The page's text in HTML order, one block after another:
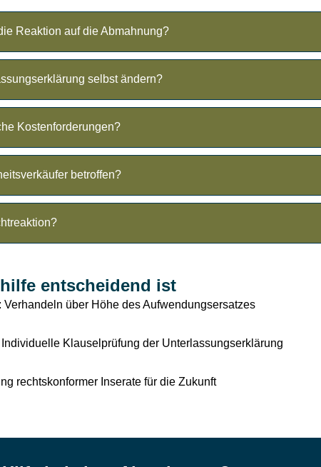
Reaktion auf die Abmahnung?
Unser Team prüft Ihren Fall innerhalb von 24
selbst ändern?
Anwälte erstellen einemodifizierte Erklärung, die Sie vor
schützt.
Kostenforderungen?
nur Kostenersatz
betroffen?
gilt man oft als Gewerbetreibender (BGH-Urteil VIII ZR
Einzelfall.
entscheidend ist
: Verhandeln über Höhe des Aufwendungsersatzes
Individuelle Klauselprüfung der Unterlassungserklärung
rechtskonformer Inserate für die Zukunft